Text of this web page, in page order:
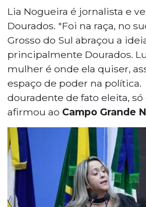
Lia Nogueira é jornalista e
Dourados. "Foi na raça, no
Grosso do Sul abraçou a
principalmente Dourados.
mulher é onde ela quiser,
espaço de poder na
douradente de fato eleita, só
afirmou ao Campo Grande